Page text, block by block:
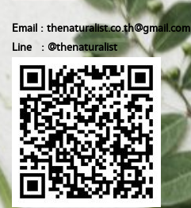
Email : thenaturalist.co.th@gmail.com
Line : @thenaturalist